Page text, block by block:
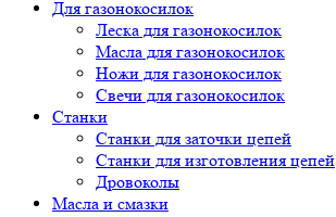
Для газонокосилок
Леска для газонокосилок
Масла для газонокосилок
Ножи для газонокосилок
Свечи для газонокосилок
Станки
Cтанки для заточки цепей
Станки для изготовления цепей
Дровоколы
Масла и смазки